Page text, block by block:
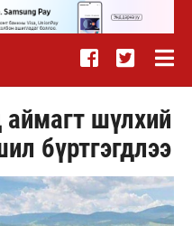
шүлхий
бүртгэгдлээ